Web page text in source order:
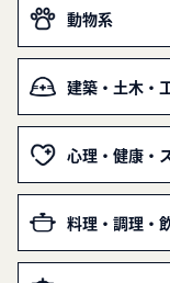
動物系
建築・土木・
心理・健康・
料理・調理・